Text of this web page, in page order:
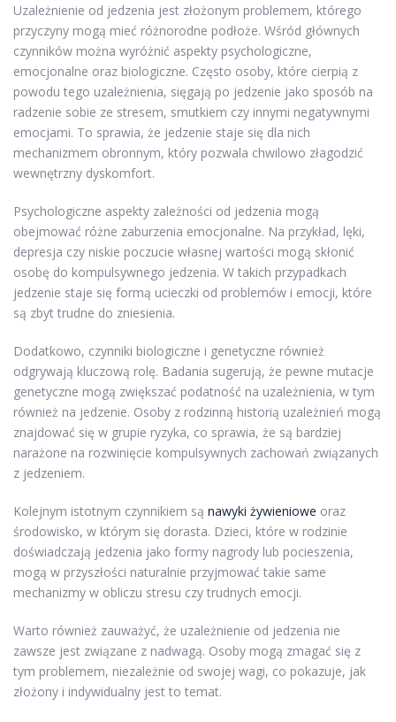
Uzależnienie od jedzenia jest złożonym problemem, którego
przyczyny mogą mieć różnorodne podłoże. Wśród głównych
czynników można wyróżnić aspekty psychologiczne,
emocjonalne oraz biologiczne. Często osoby, które cierpią z
powodu tego uzależnienia, sięgają po jedzenie jako sposób na
radzenie sobie ze stresem, smutkiem czy innymi negatywnymi
emocjami. To sprawia, że jedzenie staje się dla nich
mechanizmem obronnym, który pozwala chwilowo złagodzić
wewnętrzny dyskomfort.
Psychologiczne aspekty zależności od jedzenia mogą
obejmować różne zaburzenia emocjonalne. Na przykład, lęki,
depresja czy niskie poczucie własnej wartości mogą skłonić
osobę do kompulsywnego jedzenia. W takich przypadkach
jedzenie staje się formą ucieczki od problemów i emocji, które
są zbyt trudne do zniesienia.
Dodatkowo, czynniki biologiczne i genetyczne również
odgrywają kluczową rolę. Badania sugerują, że pewne mutacje
genetyczne mogą zwiększać podatność na uzależnienia, w tym
również na jedzenie. Osoby z rodzinną historią uzależnień mogą
znajdować się w grupie ryzyka, co sprawia, że są bardziej
narażone na rozwinięcie kompulsywnych zachowań związanych
z jedzeniem.
Kolejnym istotnym czynnikiem są nawyki żywieniowe oraz
środowisko, w którym się dorasta. Dzieci, które w rodzinie
doświadczają jedzenia jako formy nagrody lub pocieszenia,
mogą w przyszłości naturalnie przyjmować takie same
mechanizmy w obliczu stresu czy trudnych emocji.
Warto również zauważyć, że uzależnienie od jedzenia nie
zawsze jest związane z nadwagą. Osoby mogą zmagać się z
tym problemem, niezależnie od swojej wagi, co pokazuje, jak
złożony i indywidualny jest to temat.